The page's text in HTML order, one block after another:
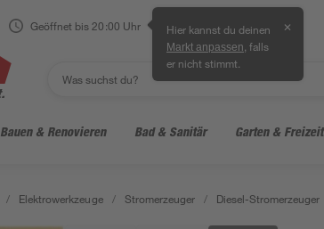
Geöffnet bis 20:00 Uhr Hier kannst du deinen
Markt anpassen , falls
er nicht stimmt.
✕
Bauen & Renovieren Bad & Sanitär Garten & Freizeit
/ Elektrowerkzeuge / Stromerzeuger / Diesel-Stromerzeuger